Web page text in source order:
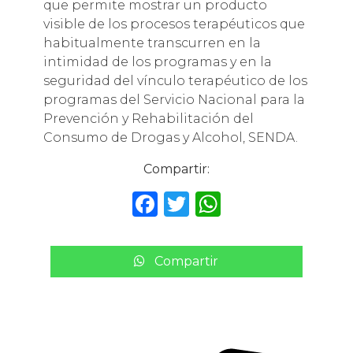
que permite mostrar un producto
visible de los procesos terapéuticos que
habitualmente transcurren en la
intimidad de los programas y en la
seguridad del vínculo terapéutico de los
programas del Servicio Nacional para la
Prevención y Rehabilitación del
Consumo de Drogas y Alcohol, SENDA.
Compartir:
F
c
e
T
it
te
W
a
ts
Compartir